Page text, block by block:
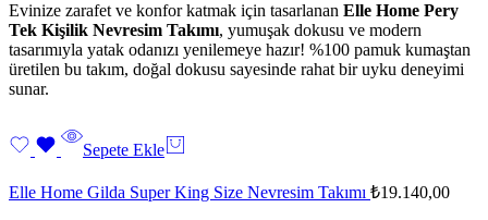
Evinize zarafet ve konfor katmak için tasarlanan Elle Home Pery
Tek Kişilik Nevresim Takımı, yumuşak dokusu ve modern
tasarımıyla yatak odanızı yenilemeye hazır! %100 pamuk kumaştan
üretilen bu takım, doğal dokusu sayesinde rahat bir uyku deneyimi
sunar.
Sepete Ekle
Elle Home Gilda Super King Size Nevresim Takımı ₺19.140,00